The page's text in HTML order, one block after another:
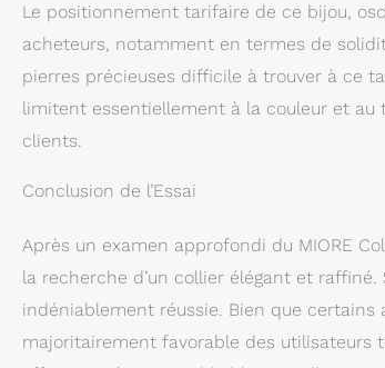
Le positionnement tarifaire de ce bijou,
acheteurs, notamment en termes de
pierres précieuses difficile à trouver à ce
limitent essentiellement à la couleur et au
clients.
Conclusion de l’Essai
Après un examen approfondi du MIORE
la recherche d’un collier élégant et
indéniablement réussie. Bien que certains
majoritairement favorable des utilisateurs